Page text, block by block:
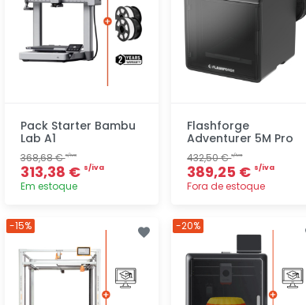
Pack Starter Bambu
Lab A1
368,68 €s/iva
313,38 € s/iva
Em estoque
Flashforge
Adventurer 5M Pro
432,50 €s/iva
389,25 € s/iva
Fora de estoque
rapidamente
-15% -20%